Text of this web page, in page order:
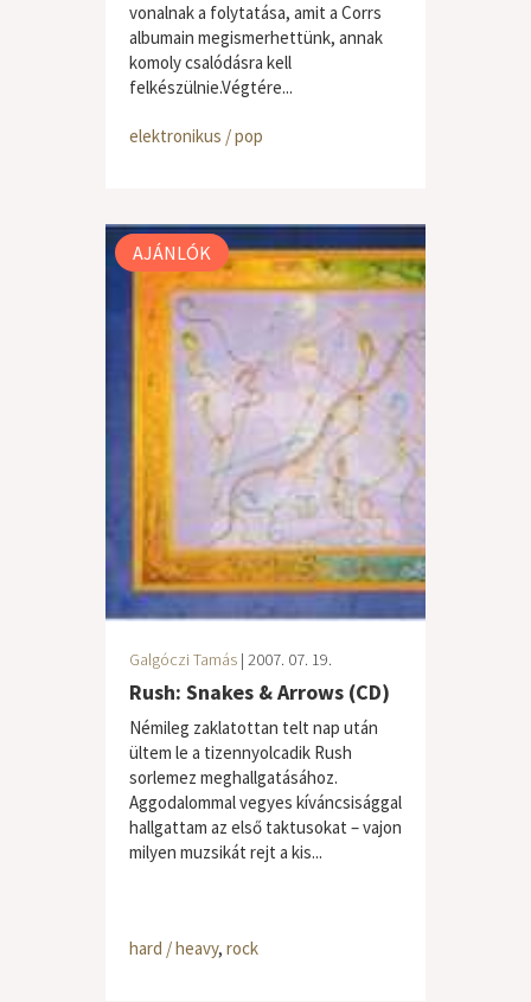
vonalnak a folytatása, amit a Corrs
albumain megismerhettünk, annak
komoly csalódásra kell
felkészülnie.Végtére...
elektronikus / pop
AJÁNLÓK
Galgóczi Tamás | 2007. 07. 19.
Rush: Snakes & Arrows (CD)
Némileg zaklatottan telt nap után
ültem le a tizennyolcadik Rush
sorlemez meghallgatásához.
Aggodalommal vegyes kíváncsisággal
hallgattam az első taktusokat – vajon
milyen muzsikát rejt a kis...
hard / heavy, rock